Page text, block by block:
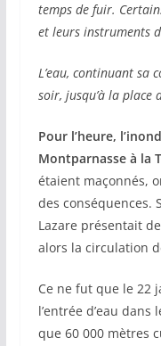
temps de fuir.
et leurs instruments
L’eau, continuant sa
soir, jusqu’à la place
Pour l’heure,
Montparnasse à la
étaient maçonnés,
des conséquences.
Lazare présentait
alors la circulation
Ce ne fut que le 22
l’entrée d’eau
que 60 000 mètres